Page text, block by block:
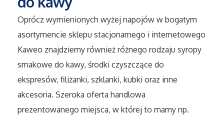
Maszyny
Narzędzia
Przemysł Metalowy
Przeprowadzki
Oprócz wymienionych wyżej napojów w bogatym
asortymencie sklepu stacjonarnego i internetowego
Kaweo znajdziemy również różnego rodzaju syropy
smakowe do kawy, środki czyszczące do
ekspresów, filiżanki, szklanki, kubki oraz inne
akcesoria. Szeroka oferta handlowa
prezentowanego miejsca, w której to mamy np.